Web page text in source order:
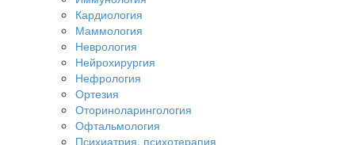
Кардиология
Маммология
Неврология
Нейрохирургия
Нефрология
Ортезия
Оториноларингология
Офтальмология
Психиатрия, психотерапия